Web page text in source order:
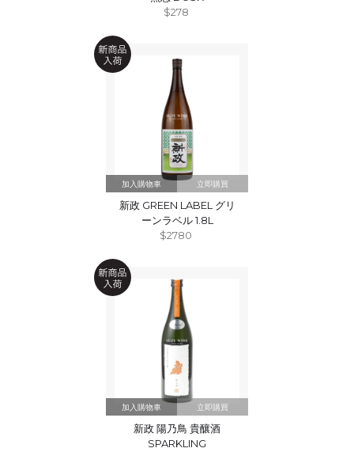
$278
立即購買
新政 GREEN LABEL グリ
ーンラベル 1.8L
$2780
立即購買
新政 陽乃鳥 貴釀酒
SPARKLING